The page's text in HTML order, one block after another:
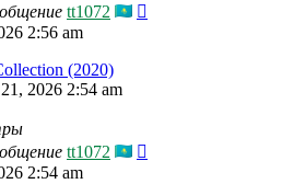
tt1072
2:56 am
(2020)
2026 2:54 am
tt1072
2:54 am